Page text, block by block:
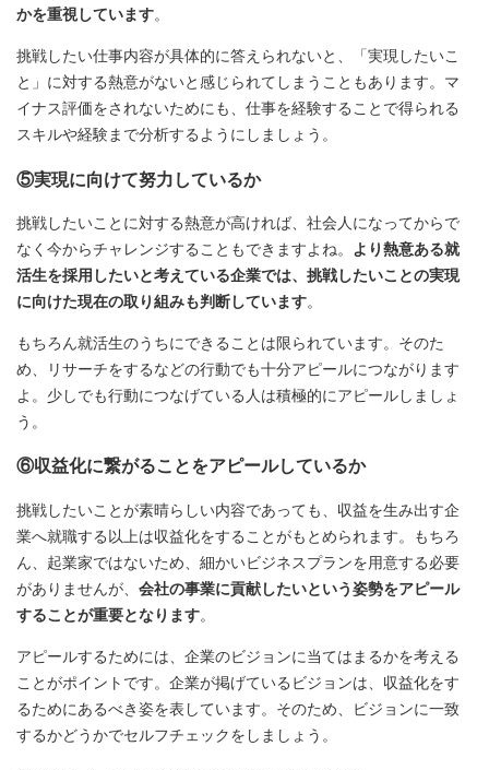
かを重視しています。
挑戦したい仕事内容が具体的に答えられないと、「実現したいこ
と」に対する熱意がないと感じられてしまうこともあります。マ
イナス評価をされないためにも、仕事を経験することで得られる
スキルや経験まで分析するようにしましょう。
⑤実現に向けて努力しているか
挑戦したいことに対する熱意が高ければ、社会人になってからで
なく今からチャレンジすることもできますよね。
より熱意ある就
活生を採用したいと考えている企業では、挑戦したいことの実現
に向けた現在の取り組みも判断しています。
もちろん就活生のうちにできることは限られています。そのた
め、リサーチをするなどの行動でも十分アピールにつながります
よ。少しでも行動につなげている人は積極的にアピールしましょ
う。
⑥収益化に繋がることをアピールしているか
挑戦したいことが素晴らしい内容であっても、収益を生み出す企
業へ就職する以上は収益化をすることがもとめられます。もちろ
ん、起業家ではないため、細かいビジネスプランを用意する必要
がありませんが、 会社の事業に貢献したいという姿勢をアピール
することが重要となります。
アピールするためには、企業のビジョンに当てはまるかを考える
ことがポイントです。企業が掲げているビジョンは、収益化をす
るためにあるべき姿を表しています。そのため、ビジョンに一致
するかどうかでセルフチェックをしましょう。